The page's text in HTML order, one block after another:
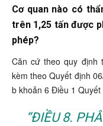
Cơ quan nào có
trên 1,25 tấn được
phép?
Căn cứ theo quy định
kèm theo Quyết định
b khoản 6 Điều 1
“ĐIỀU 8.